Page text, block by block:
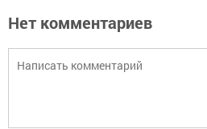
Нет комментариев